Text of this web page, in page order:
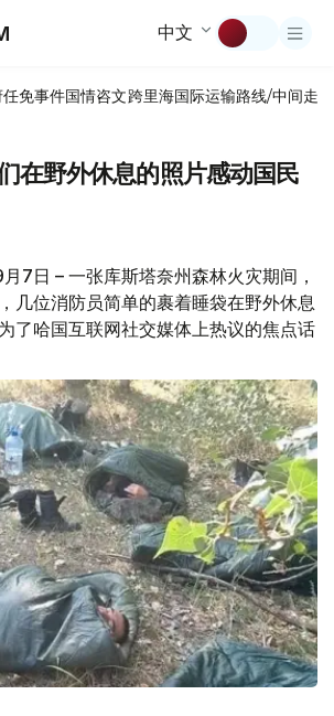
中文
任免事件国情咨文跨里海国际运输路线/中间走廊
在野外休息的照片感动国民
7日 – 一张库斯塔奈州森林火灾期间，
几位消防员简单的裹着睡袋在野外休息
了哈国互联网社交媒体上热议的焦点话